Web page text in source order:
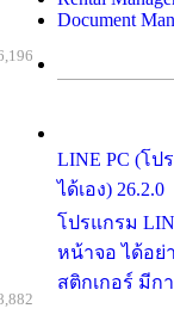
Document
LINE PC (โ
ได้เอง) 26.2.0
โปรแกรม
หน้าจอ ได้อย่
สติกเกอร์ มีก